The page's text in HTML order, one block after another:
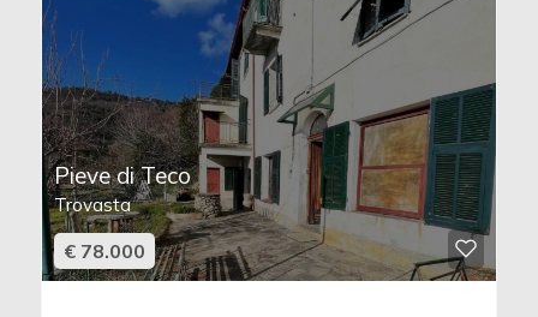
Pieve di Teco
Trovasta
€ 78.000